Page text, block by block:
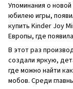
Упоминания о
юбилею игры,
купить Kinder Joy
Европы, где
В этот раз
создали яркую,
где можно найти
мобов. Среди